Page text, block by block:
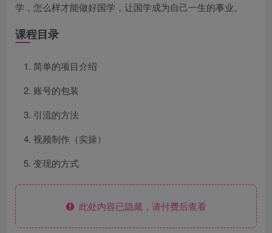
学，怎么样才能做好国学，让国学成为自己一生的事业。
课程目录
简单的项目介绍
账号的包装
引流的方法
视频制作（实操）
变现的方式
此处内容已隐藏，请付费后查看